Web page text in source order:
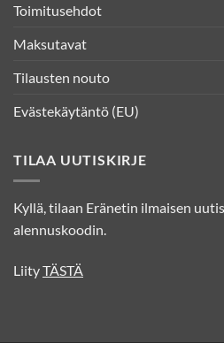
Toimitusehdot
Maksutavat
Tilausten nouto
Evästekäytäntö (EU)
TILAA UUTISKIRJE
Kyllä, tilaan Eränetin ilmaisen
alennuskoodin.
LiityTÄSTÄ